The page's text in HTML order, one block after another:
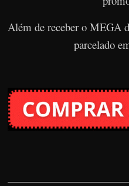
Além de receber o MEGA
parcelado